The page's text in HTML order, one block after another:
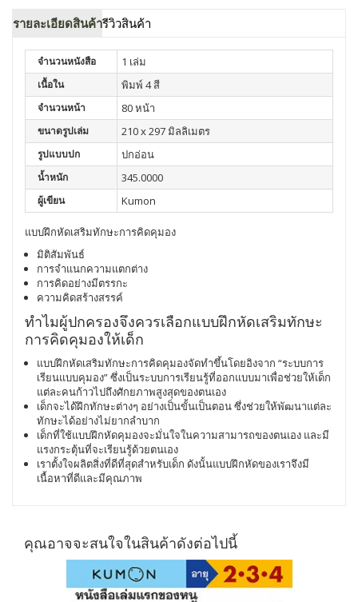
รายละเอียดสินค้ารีวิวสินค้า
จำนวนหนังสือ 1 เล่ม
เนื้อใน พิมพ์ 4 สี
จำนวนหน้า 80 หน้า
ขนาดรูปเล่ม 210 x 297 มิลลิเมตร
รูปแบบปก ปกอ่อน
น้ำหนัก 345.0000
ผู้เขียน Kumon
แบบฝึกหัดเสริมทักษะการคิดคุมอง
มิติสัมพันธ์
การจำแนกความแตกต่าง
การคิดอย่างมีตรรกะ
ความคิดสร้างสรรค์
ทำไมผู้ปกครองจึงควรเลือกแบบฝึกหัดเสริมทักษะ
การคิดคุมองให้เด็ก
แบบฝึกหัดเสริมทักษะการคิดคุมองจัดทำขึ้นโดยอิงจาก “ระบบการ
เรียนแบบคุมอง” ซึ่งเป็นระบบการเรียนรู้ที่ออกแบบมาเพื่อช่วยให้เด็ก
แต่ละคนก้าวไปถึงศักยภาพสูงสุดของตนเอง
เด็กจะได้ฝึกทักษะต่างๆ อย่างเป็นขั้นเป็นตอน ซึ่งช่วยให้พัฒนาแต่ละ
ทักษะได้อย่างไม่ยากลำบาก
เด็กที่ใช้แบบฝึกหัดคุมองจะมั่นใจในความสามารถของตนเอง และมี
แรงกระตุ้นที่จะเรียนรู้ด้วยตนเอง
เราตั้งใจผลิตสิ่งที่ดีที่สุดสำหรับเด็ก ดังนั้นแบบฝึกหัดของเราจึงมี
เนื้อหาที่ดีและมีคุณภาพ
คุณอาจจะสนใจในสินค้าดังต่อไปนี้